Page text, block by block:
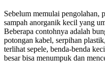
Sebelum memulai pengolahan,
sampah anorganik kecil yang
Beberapa contohnya adalah
potongan kabel, serpihan
terlihat sepele, benda-benda
besar bisa menumpuk dan